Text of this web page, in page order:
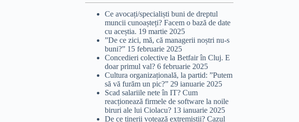
Ce avocați/specialiști buni de dreptul
muncii cunoașteți? Facem o bază de date
cu aceștia. 19 martie 2025
”De ce zici, mă, că managerii noștri nu-s
buni?” 15 februarie 2025
Concedieri colective la Betfair în Cluj. E
doar primul val? 6 februarie 2025
Cultura organizațională, la partid: ”Putem
să vă furăm un pic?” 29 ianuarie 2025
Scad salariile nete în IT? Cum
reacționează firmele de software la noile
biruri ale lui Ciolacu? 13 ianuarie 2025
De ce tinerii votează extremiștii? Cazul